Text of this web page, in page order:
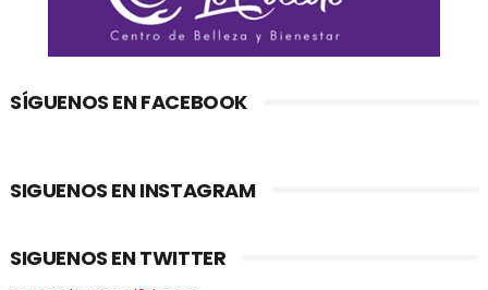
SÍGUENOS EN FACEBOOK
SIGUENOS EN INSTAGRAM
SIGUENOS EN TWITTER